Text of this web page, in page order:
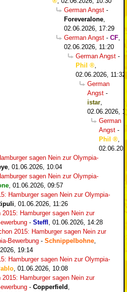
German Angst -
Foreveralone,
02.06.2026, 17:29
German Angst - CF,
02.06.2026, 11:20
German Angst -
Phil
,
02.06.2026, 11:32
German
Angst -
istar,
02.06.2026,
German
Angst -
Phil
,
sagen Nein zur Olympia-
, 01.06.2026, 10:04
sagen Nein zur Olympia-
, 01.06.2026, 09:57
Hamburger sagen Nein zur Olympia-
, 01.06.2026, 11:26
2015: Hamburger sagen Nein zur
- Steffl , 01.06.2026, 14:28
2015: Hamburger sagen Nein zur
Bewerbung - Schnippelbohne,
19:14
Hamburger sagen Nein zur Olympia-
, 01.06.2026, 10:08
2015: Hamburger sagen Nein zur
- Copperfield ,